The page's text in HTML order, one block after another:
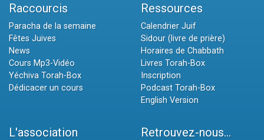
Raccourcis
Paracha de la semaine
Fêtes Juives
News
Cours Mp3-Vidéo
Yéchiva Torah-Box
Dédicacer un cours
Ressources
Calendrier Juif
Sidour (livre de prière)
Horaires de Chabbath
Livres Torah-Box
Inscription
Podcast Torah-Box
English Version
L'association Retrouvez-nous...